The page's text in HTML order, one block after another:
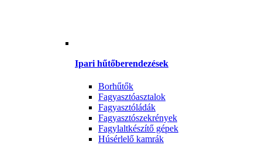
Ipari hűtőberendezések
Borhűtők
Fagyasztóasztalok
Fagyasztóládák
Fagyasztószekrények
Fagylaltkészítő gépek
Húsérlelő kamrák